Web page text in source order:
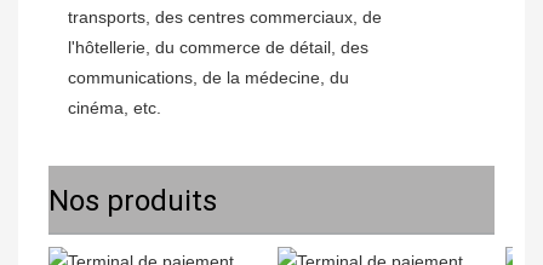
transports, des centres commerciaux, de
l'hôtellerie, du commerce de détail, des
communications, de la médecine, du
cinéma, etc.
Nos produits